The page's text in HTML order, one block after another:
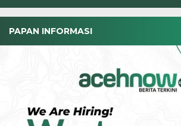
PAPAN INFORMASI